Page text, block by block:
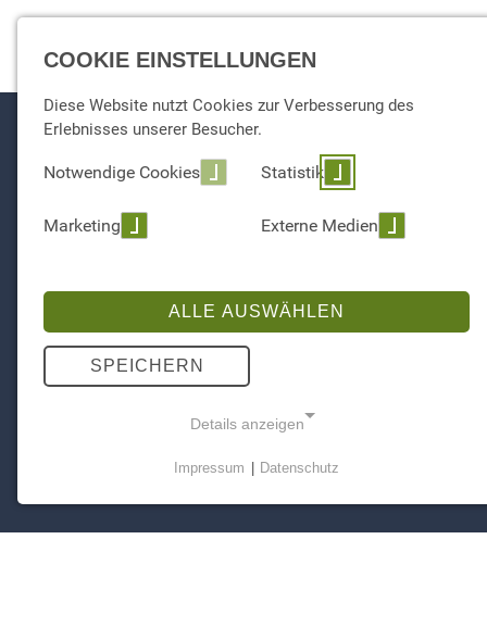
COOKIE EINSTELLUNGEN
Diese Website nutzt Cookies zur Verbesserung des
Erlebnisses unserer Besucher.
Notwendige Cookies Statistik
Marketing Externe Medien
ALLE AUSWÄHLEN
SPEICHERN
Details anzeigen
Impressum Datenschutz